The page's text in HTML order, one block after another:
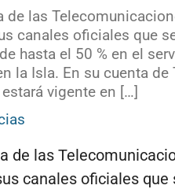
de las
canales oficiales que
hasta el 50 % en el
la Isla. En su cuenta de
vigente en […]
de las
canales oficiales